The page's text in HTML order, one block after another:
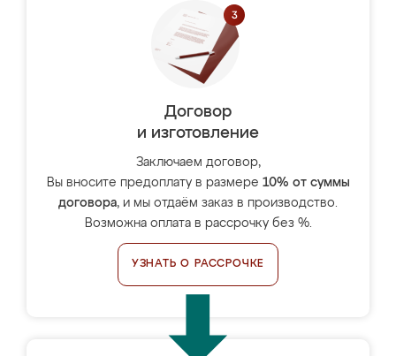
Договор
и изготовление
Заключаем договор,
Вы вносите предоплату в размере 10% от суммы
договора, и мы отдаём заказ в производство.
Возможна оплата в рассрочку без %.
УЗНАТЬ О РАССРОЧКЕ